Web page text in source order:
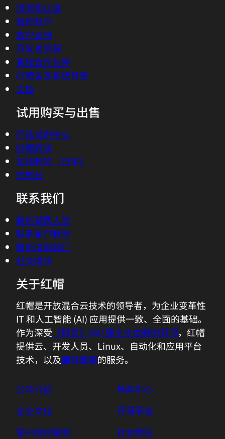
培训和认证
我的帐户
客户支持
开发者资源
查找合作伙伴
红帽生态系统目录
文档
试用购买与出售
产品试用中心
红帽商店
在线购买（日本）
控制台
联系我们
联系销售人员
联系客户服务
联系培训部门
社交媒体
关于红帽
红帽是开放混合云技术的领导者，为企业变革性
IT 和人工智能 (AI) 应用提供一致、全面的基础。
作为深受 《财富》500 强企业信赖的顾问，红帽
提供云、开发人员、Linux、自动化和应用平台
技术，以及屡获殊荣的服务。
公司介绍
企业文化
客户成功案例
新闻中心
开源承诺
社会责任